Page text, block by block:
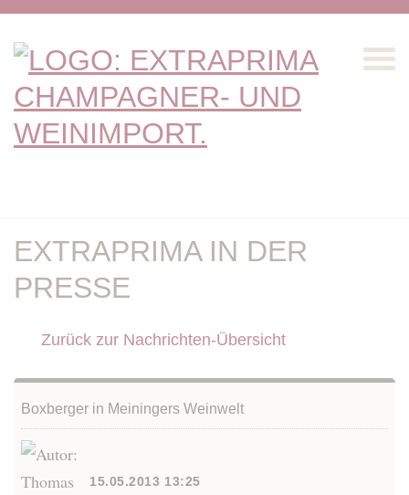
EXTRAPRIMA IN DER
PRESSE
Zurück zur Nachrichten-Übersicht
Boxberger in Meiningers Weinwelt
15.05.2013 13:25